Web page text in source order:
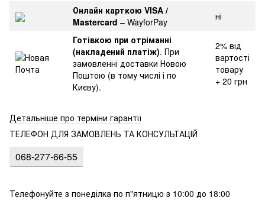
Онлайн карткою VISA /
Mastercard – WayforPay
ні
Готівкою при отріманні
(накладений платіж). При
замовленні доставки Новою
Поштою (в тому числі і по
Києву).
2% від
вартості
товару
+ 20 грн
Детальніше про терміни гарантії
ТЕЛЕФОН ДЛЯ ЗАМОВЛЕНЬ ТА КОНСУЛЬТАЦІЙ
068-277-66-55
Телефонуйте з понеділка по п"ятницю з 10:00 до 18:00